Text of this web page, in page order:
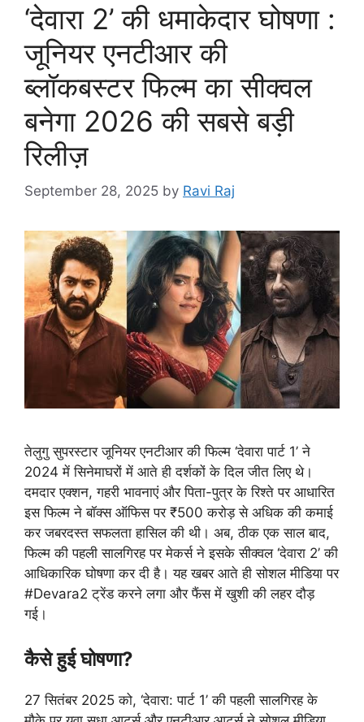
‘देवारा 2’ की धमाकेदार घोषणा :
जूनियर एनटीआर की
ब्लॉकबस्टर फिल्म का सीक्वल
बनेगा 2026 की सबसे बड़ी
रिलीज़
September 28, 2025 by Ravi Raj
तेलुगु सुपरस्टार जूनियर एनटीआर की फिल्म ‘देवारा पार्ट 1’ ने
2024 में सिनेमाघरों में आते ही दर्शकों के दिल जीत लिए थे।
दमदार एक्शन, गहरी भावनाएं और पिता-पुत्र के रिश्ते पर आधारित
इस फिल्म ने बॉक्स ऑफिस पर ₹500 करोड़ से अधिक की कमाई
कर जबरदस्त सफलता हासिल की थी। अब, ठीक एक साल बाद,
फिल्म की पहली सालगिरह पर मेकर्स ने इसके सीक्वल ‘देवारा 2’ की
आधिकारिक घोषणा कर दी है। यह खबर आते ही सोशल मीडिया पर
#Devara2 ट्रेंड करने लगा और फैंस में खुशी की लहर दौड़
गई।
कैसे हुई घोषणा?
27 सितंबर 2025 को, ‘देवारा: पार्ट 1’ की पहली सालगिरह के